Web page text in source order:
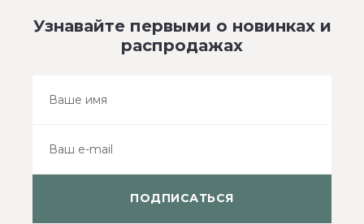
Узнавайте первыми о новинках и
распродажах
ПОДПИСАТЬСЯ